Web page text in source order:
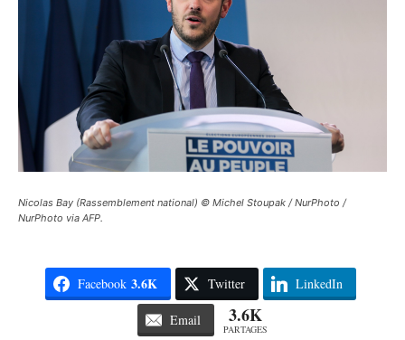
Nicolas Bay (Rassemblement national) © Michel Stoupak / NurPhoto /
NurPhoto via AFP.
Facebook 3.6K Twitter LinkedIn
Email 3.6K
PARTAGES